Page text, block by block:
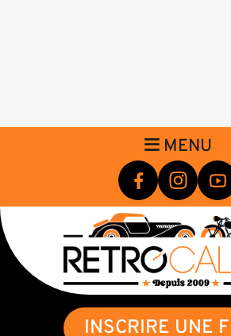
MENU
INSCRIRE UNE